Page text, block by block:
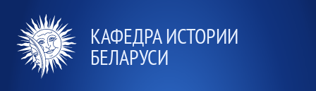
КАФЕДРА ИСТОРИИ
БЕЛАРУСИ